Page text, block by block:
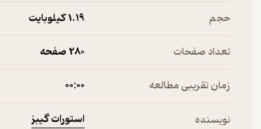
حجم 1.۱۹ کیلوبایت
تعداد صفحات 280 صفحه
زمان تقریبی مطالعه ۰۰:۰۰
نویسنده استورات گیبز